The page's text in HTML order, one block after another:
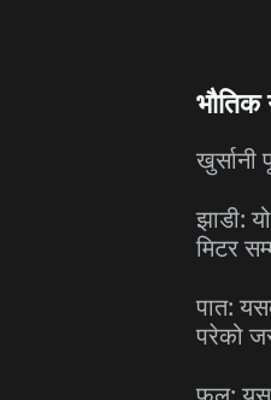
झाडी:
मिटर
पात:
परेको